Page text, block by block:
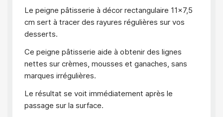
Le peigne pâtisserie à décor rectangulaire 11×7,5
cm sert à tracer des rayures régulières sur vos
desserts.
Ce peigne pâtisserie aide à obtenir des lignes
nettes sur crèmes, mousses et ganaches, sans
marques irrégulières.
Le résultat se voit immédiatement après le
passage sur la surface.